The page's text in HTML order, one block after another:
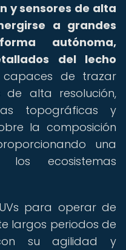
y sensores de alta
a grandes
autónoma,
del lecho
capaces de trazar
de alta resolución,
topográficas y
la composición
una
ecosistemas
para operar de
largos periodos de
su agilidad y